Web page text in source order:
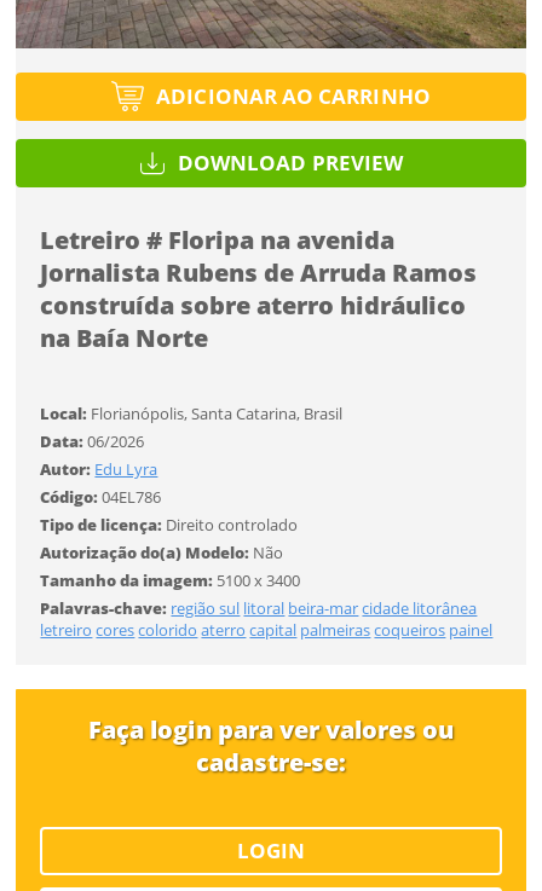
ADICIONAR AO CARRINHO
DOWNLOAD PREVIEW
Letreiro # Floripa na avenida
Jornalista Rubens de Arruda Ramos
construída sobre aterro hidráulico
na Baía Norte
Local: Florianópolis, Santa Catarina, Brasil
Data:06/2026
Autor: Edu Lyra
Código:04EL786
Tipo de licença: Direito controlado
Autorização do(a) Modelo: Não
Tamanho da imagem: 5100 x 3400
Palavras-chave: região sul litoral beira-marcidade litorânea
letreiro corescolorido aterro capital palmeirascoqueiros painel
Faça login para ver valores ou
cadastre-se:
LOGIN
Formato
Selecione
Utilização
Tamanho
Você ainda não tem conta?
CADASTRE-SE
SALVAR
Desejo receber novidades sobre a Pulsar Imagens
Li e concordo com os Termos de Uso do site
CADASTRAR
Já tem uma conta?
Tipo de download
Status
Tamanho